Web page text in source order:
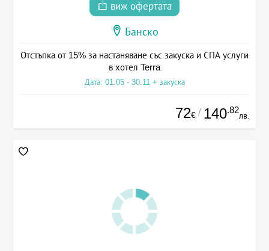
виж офертата
Банско
Отстъпка от 15% за настаняване със закуска и СПА услуги
в хотел Terra
Дата: 01.05 - 30.11 + закуска
72€ / 140.82
лв.